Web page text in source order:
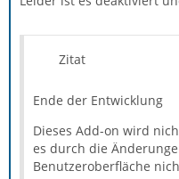
Zitat
Ende der Entwicklung
Dieses Add-on wird
es durch die
Benutzeroberfläche